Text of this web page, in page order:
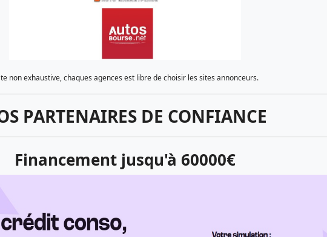
non exhaustive, chaques agences est libre de choisir les sites annonceurs.
PARTENAIRES DE CONFIANCE
Financement jusqu'à 60000€